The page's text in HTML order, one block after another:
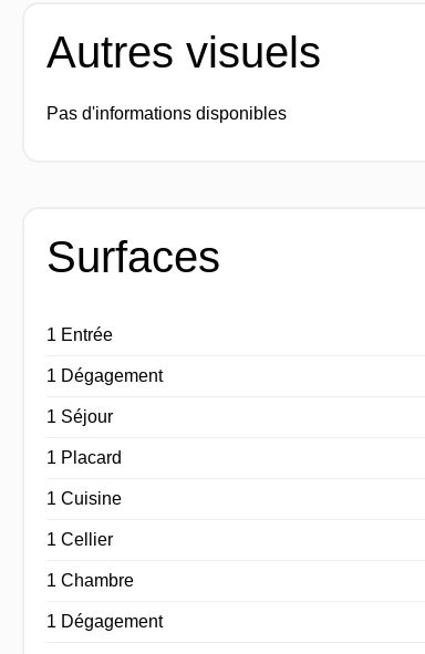
Autres visuels
Pas d'informations disponibles
Surfaces
1 Entrée
1 Dégagement
1 Séjour
1 Placard
1 Cuisine
1 Cellier
1 Chambre
1 Dégagement